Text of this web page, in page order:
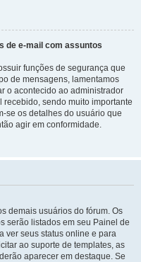
de e-mail com assuntos
funções de segurança que
de mensagens, lamentamos
o acontecido ao administrador
sendo muito importante
se os detalhes do usuário que
agir em conformidade.
demais usuários do fórum. Os
serão listados em seu Painel de
ver seus status online e para
ao suporte de templates, as
aparecer em destaque. Se